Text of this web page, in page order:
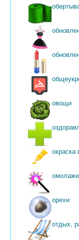
овощи
окраска
орехи
отдых,